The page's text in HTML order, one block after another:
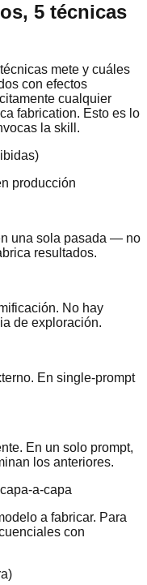
5 técnicas
mete y cuáles
con efectos
cualquier
fabrication. Esto es lo
la skill.
producción
una sola pasada — no
resultados.
No hay
de exploración.
En single-prompt
En un solo prompt,
los anteriores.
a-capa
a fabricar. Para
con